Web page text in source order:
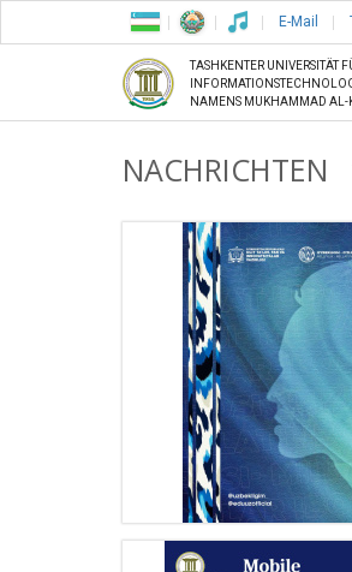
E-Mail
TASHKENTER UNIVERSITÄT
NAMENS MUKHAMMAD AL-
NACHRICHTEN